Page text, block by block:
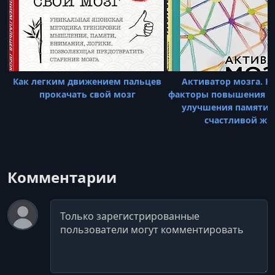
Как легким движением пальцев
прокачать свой мозг
Активатор мозга.
факторы повышения
улучшения памяти
счастливой
Комментарии
Комментарий